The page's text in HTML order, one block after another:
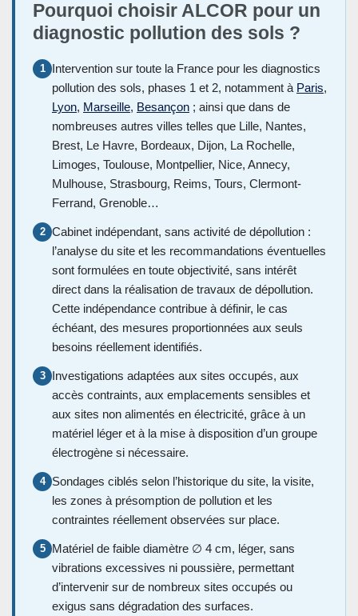
Pourquoi choisir ALCOR pour un
diagnostic pollution des sols ?
1
Intervention sur toute la France pour les diagnostics
pollution des sols, phases 1 et 2, notamment à Paris,
Lyon, Marseille, Besançon ; ainsi que dans de
nombreuses autres villes telles que Lille, Nantes,
Brest, Le Havre, Bordeaux, Dijon, La Rochelle,
Limoges, Toulouse, Montpellier, Nice, Annecy,
Mulhouse, Strasbourg, Reims, Tours, Clermont-
Ferrand, Grenoble…
2 Cabinet indépendant, sans activité de dépollution :
l’analyse du site et les recommandations éventuelles
sont formulées en toute objectivité, sans intérêt
direct dans la réalisation de travaux de dépollution.
Cette indépendance contribue à définir, le cas
échéant, des mesures proportionnées aux seuls
besoins réellement identifiés.
3
Investigations adaptées aux sites occupés, aux
accès contraints, aux emplacements sensibles et
aux sites non alimentés en électricité, grâce à un
matériel léger et à la mise à disposition d’un groupe
électrogène si nécessaire.
4
Sondages ciblés selon l’historique du site, la visite,
les zones à présomption de pollution et les
contraintes réellement observées sur place.
5
Matériel de faible diamètre ∅ 4 cm, léger, sans
vibrations excessives ni poussière, permettant
d’intervenir sur de nombreux sites occupés ou
exigus sans dégradation des surfaces.